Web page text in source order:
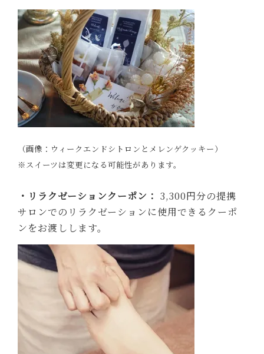
（画像：ウィークエンドシトロンとメレンゲクッキー）
※スイーツは変更になる可能性があります。
・リラクゼーションクーポン： 3,300円分の提携
サロンでのリラクゼーションに使用できるクーポ
ンをお渡しします。